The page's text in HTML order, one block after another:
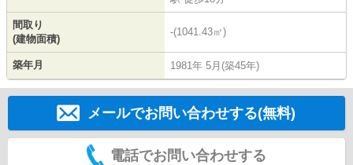
間取り
(建物面積)
-(1041.43㎡)
築年月 1981年 5月(築45年)
メールでお問い合わせする(無料)
電話でお問い合わせする